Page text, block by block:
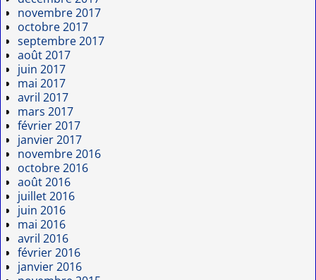
novembre 2017
octobre 2017
septembre 2017
août 2017
juin 2017
mai 2017
avril 2017
mars 2017
février 2017
janvier 2017
novembre 2016
octobre 2016
août 2016
juillet 2016
juin 2016
mai 2016
avril 2016
février 2016
janvier 2016